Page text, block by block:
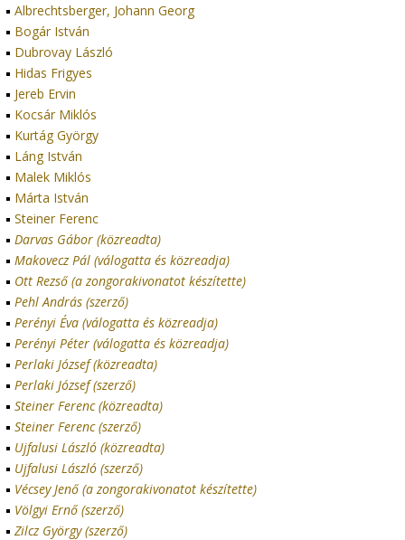
Albrechtsberger, Johann Georg
Bogár István
Dubrovay László
Hidas Frigyes
Jereb Ervin
Kocsár Miklós
Kurtág György
Láng István
Malek Miklós
Márta István
Steiner Ferenc
Darvas Gábor (közreadta)
Makovecz Pál (válogatta és közreadja)
Ott Rezső (a zongorakivonatot készítette)
Pehl András (szerző)
Perényi Éva (válogatta és közreadja)
Perényi Péter (válogatta és közreadja)
Perlaki József (közreadta)
Perlaki József (szerző)
Steiner Ferenc (közreadta)
Steiner Ferenc (szerző)
Ujfalusi László (közreadta)
Ujfalusi László (szerző)
Vécsey Jenő (a zongorakivonatot készítette)
Völgyi Ernő (szerző)
Zilcz György (szerző)